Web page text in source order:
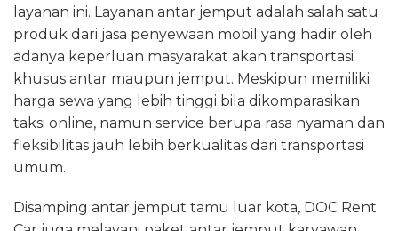
layanan ini. Layanan antar jemput adalah salah satu
produk dari jasa penyewaan mobil yang hadir oleh
adanya keperluan masyarakat akan transportasi
khusus antar maupun jemput. Meskipun memiliki
harga sewa yang lebih tinggi bila dikomparasikan
taksi online, namun service berupa rasa nyaman dan
fleksibilitas jauh lebih berkualitas dari transportasi
umum.
Disamping antar jemput tamu luar kota, DOC Rent